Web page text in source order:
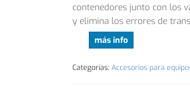
contenedores junto con los
y elimina los errores de
más info
Categorías: Accesorios para